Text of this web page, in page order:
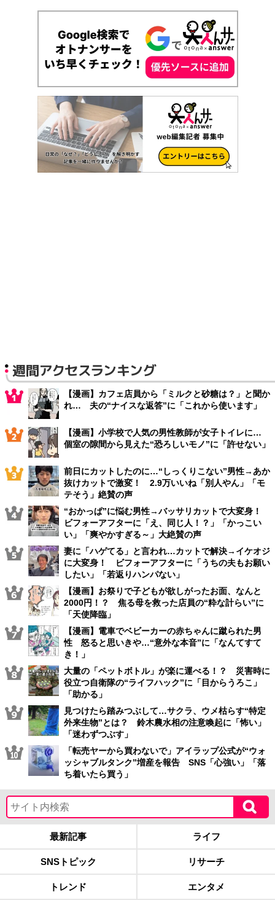
週間アクセスランキング
【漫画】カフェ店員から「ミルクと砂糖は？」と聞か
れ… 夫の“ナイスな返答”に「これから使います」
【漫画】小学校で人気の男性教師が女子トイレに…
個室の隙間から見えた“恐ろしいモノ”に「許せない」
前日にカットしたのに…“しっくりこない”男性→あか
抜けカットで激変！ 2.9万いいね「別人やん」「モ
テそう」絶賛の声
“おかっぱ”に悩む男性→バッサリカットで大変身！
ビフォーアフターに「え、同じ人！？」「かっこい
い」「爽やかすぎる～」大絶賛の声
妻に「ハゲてる」と言われ…カットで解決→イケオジ
に大変身！ ビフォーアフターに「うちの夫もお願い
したい」「若返りハンパない」
【漫画】お祭りで子どもが欲しがったお面、なんと
2000円！？ 焦る母を救った店員の“粋な計らい”に
「天使降臨」
【漫画】電車でベビーカーの赤ちゃんに蹴られた男
性 怒ると思いきや…“意外な本音”に「なんてすて
き！」
大量の「ペットボトル」が楽に運べる！？ 災害時に
役立つ自衛隊の“ライフハック”に「目からうろこ」
「助かる」
見つけたら踏みつぶして…サクラ、ウメ枯らす“特定
外来生物”とは？ 鈴木農水相の注意喚起に「怖い」
「迷わずつぶす」
「転売ヤーから買わないで」アイラップ公式が“ウォ
ッシャブルタンク”増産を報告 SNS「心強い」「落
ち着いたら買う」
最新記事 ライフ
SNSトピック リサーチ
トレンド エンタメ